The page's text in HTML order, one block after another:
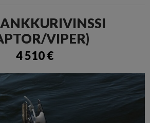
VIPER)
4 510 €